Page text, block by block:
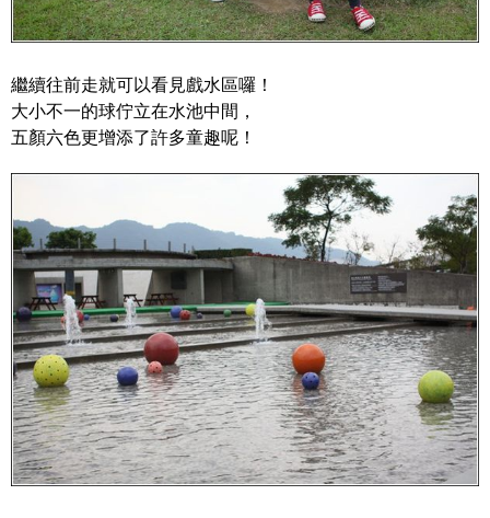
繼續往前走就可以看見戲水區囉！
大小不一的球佇立在水池中間，
五顏六色更增添了許多童趣呢！